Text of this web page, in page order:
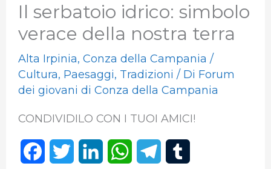
Il serbatoio idrico: simbolo
verace della nostra terra
Alta Irpinia, Conza della Campania /
Cultura, Paesaggi, Tradizioni / Di Forum
dei giovani di Conza della Campania
CONDIVIDILO CON I TUOI AMICI!
W